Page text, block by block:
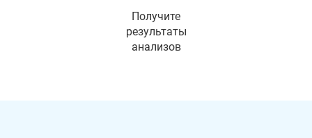
Получите
результаты
анализов